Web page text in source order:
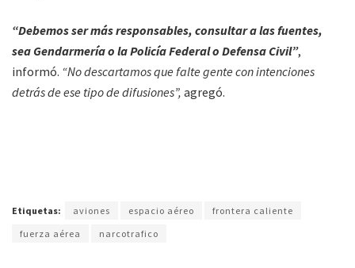
“Debemos ser más responsables, consultar a las fuentes,
sea Gendarmería o la Policía Federal o Defensa Civil”,
informó. “No descartamos que falte gente con intenciones
detrás de ese tipo de difusiones”, agregó.
Etiquetas: aviones espacio aéreo
frontera caliente
fuerza aérea
narcotrafico